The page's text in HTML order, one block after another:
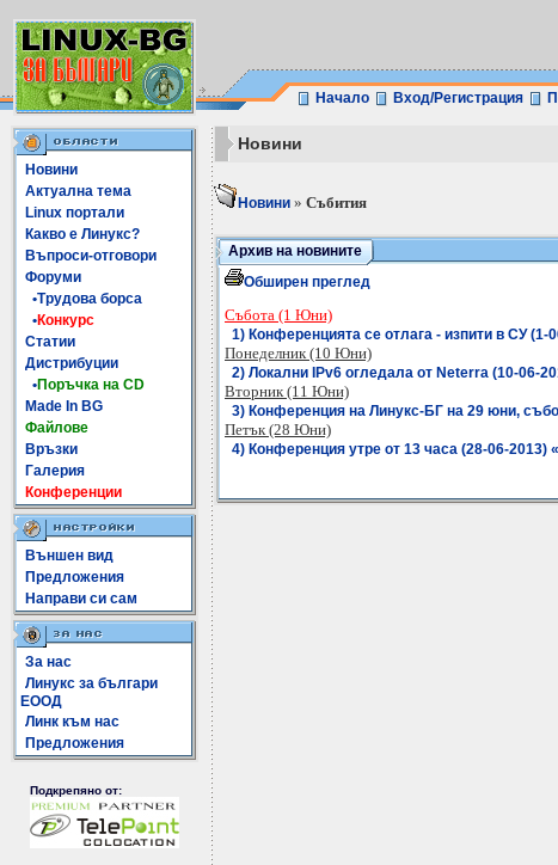
Начало Вход/Регистрация
Новини
Актуална тема
Linux портали
Какво е Линукс?
Въпроси-отговори
Форуми
•Трудова борса
•Конкурс
Статии
Дистрибуции
•Поръчка на CD
Made In BG
Файлове
Връзки
Галерия
Конференции
Външен вид
Предложения
Направи си сам
За нас
Линукс за българи
ЕООД
Линк към нас
Предложения
Подкрепяно от:
Новини
Новини » Събития
Архив на новините
Обширен преглед
Събота (1 Юни)
1) Конференцията се отлага - изпити в СУ (1-
Понеделник (10 Юни)
2) Локални IPv6 огледала от Neterra (10-06-
Вторник (11 Юни)
3) Конференция на Линукс-БГ на 29 юни,
Петък (28 Юни)
4) Конференция утре от 13 часа (28-06-2013)